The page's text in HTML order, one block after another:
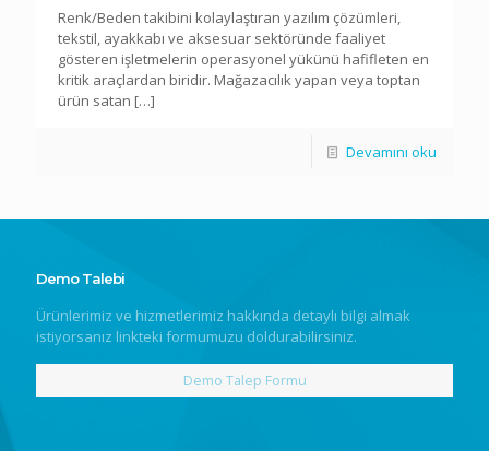
Renk/Beden takibini kolaylaştıran yazılım çözümleri,
tekstil, ayakkabı ve aksesuar sektöründe faaliyet
gösteren işletmelerin operasyonel yükünü hafifleten en
kritik araçlardan biridir. Mağazacılık yapan veya toptan
ürün satan […]
Devamını oku
Demo Talebi
Ürünlerimiz ve hizmetlerimiz hakkında detaylı bilgi almak
istiyorsanız linkteki formumuzu doldurabilirsiniz.
Demo Talep Formu